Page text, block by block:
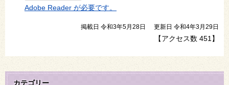
Adobe Reader が必要です。
掲載日 令和3年5月28日 更新日 令和4年3月29日
【アクセス数 451 】
カテゴリー